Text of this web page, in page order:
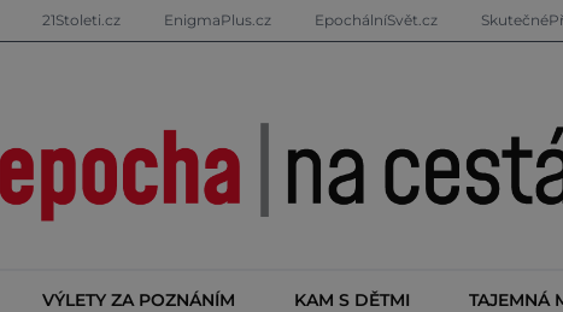
21Stoleti.cz EnigmaPlus.cz EpochálníSvět.cz
VÝLETY ZA POZNÁNÍM KAM S DĚTMI TAJEMNÁ